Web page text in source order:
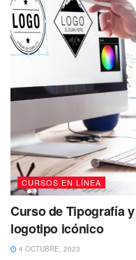
CURSOS EN LÍNEA
Curso de Tipografía
logotipo icónico
4 OCTUBRE, 2023